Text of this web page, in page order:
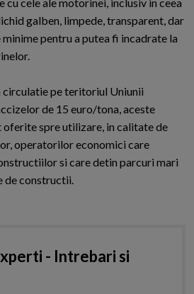
galben, limpede, transparent, dar
pentru a putea fi incadrate la
pe teritoriul Uniunii
de 15 euro/tona, aceste
oferite spre utilizare, in calitate de
operatorilor economici care
si care detin parcuri mari
de constructii.
- Intrebari si